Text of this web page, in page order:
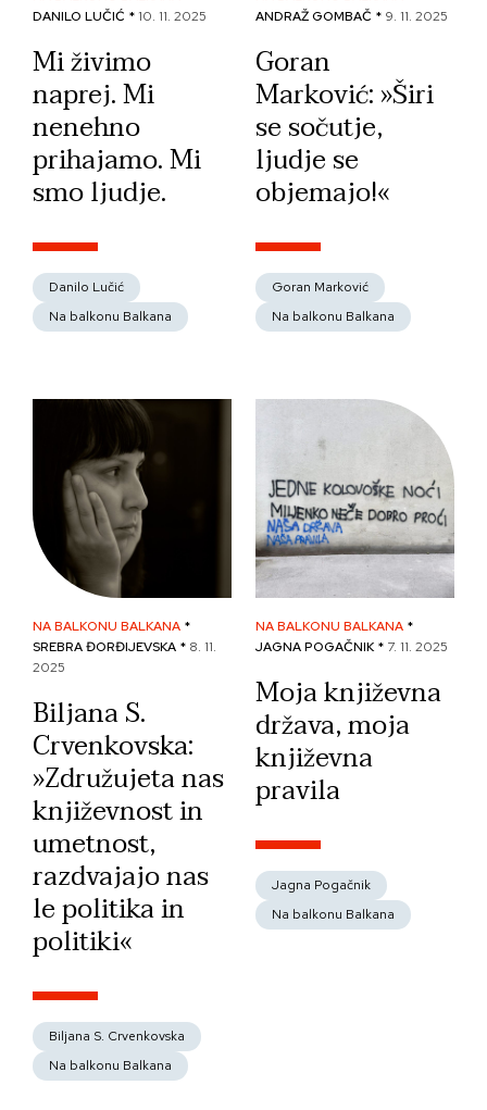
DANILO LUČIĆ * 10. 11. 2025
Mi živimo
naprej. Mi
nenehno
prihajamo. Mi
smo ljudje.
Danilo Lučić
Na balkonu Balkana
ANDRAŽ GOMBAČ * 9. 11. 2025
Goran
Marković: »Širi
se sočutje,
ljudje se
objemajo!«
Goran Marković
Na balkonu Balkana
NA BALKONU BALKANA *
SREBRA ĐORĐIJEVSKA * 8. 11.
2025
Biljana S.
Crvenkovska:
»Združujeta nas
književnost in
umetnost,
razdvajajo nas
le politika in
politiki«
Biljana S. Crvenkovska
Na balkonu Balkana
NA BALKONU BALKANA *
JAGNA POGAČNIK * 7. 11. 2025
Moja književna
država, moja
književna
pravila
Jagna Pogačnik
Na balkonu Balkana